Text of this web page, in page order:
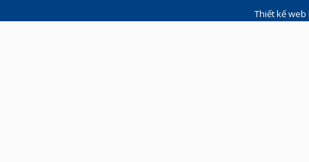
Thiết kế web